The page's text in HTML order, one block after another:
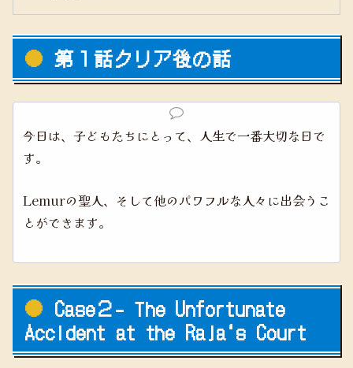
第１話クリア後の話
今日は、子どもたちにとって、人生で一番大切な日で
す。
Lemurの聖人、そして他のパワフルな人々に出会うこ
とができます。
Case２- The Unfortunate
Accident at the Raja‘s Court